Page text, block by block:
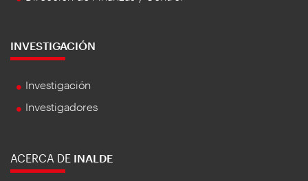
INVESTIGACIÓN
Investigación
Investigadores
ACERCA DE INALDE